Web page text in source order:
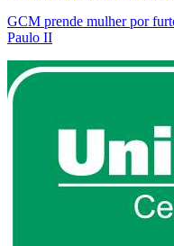
GCM prende mulher por
Paulo II